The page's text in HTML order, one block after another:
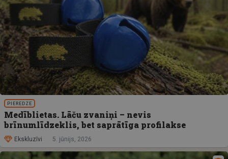
PIEREDZE
Medīblietas. Lāču zvaniņi – nevis
brīnumlīdzeklis, bet saprātīga profilakse
Ekskluzīvi 5. jūnijs, 2026